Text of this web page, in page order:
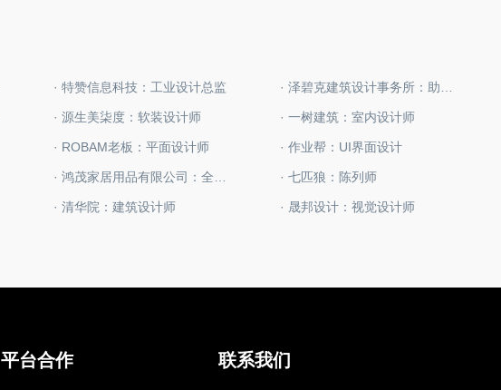
· 特赞信息科技：工业设计总监
· 源生美柒度：软装设计师 · 一树建筑：室内设计师
· ROBAM老板：平面设计师 · 作业帮：UI界面设计
· 七匹狼：陈列师
· 清华院：建筑设计师 · 晟邦设计：视觉设计师
平台合作 联系我们